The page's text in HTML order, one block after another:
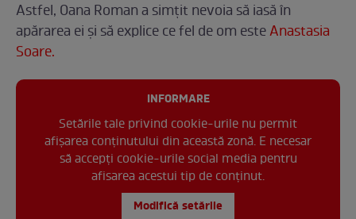
Astfel, Oana Roman a simțit nevoia să iasă în
apărarea ei și să explice ce fel de om esteAnastasia
Soare.
INFORMARE
Setările tale privind cookie-urile nu permit
afișarea conținutului din această zonă. E necesar
să accepți cookie-urile social media pentru
afisarea acestui tip de conținut.
Modifică setările